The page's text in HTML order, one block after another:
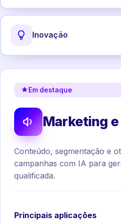
Inovação
Em destaque
Marketing
Conteúdo, segmentação e
campanhas com IA para
qualificada.
Principais aplicações